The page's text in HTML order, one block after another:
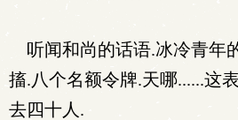
听闻和尚的话语.冰冷青年
搐.八个名额令牌.天哪......这
去四十人.